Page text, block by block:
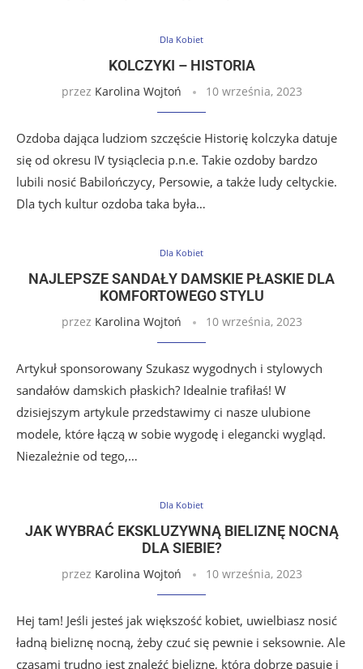
Dla Kobiet
KOLCZYKI – HISTORIA
przez Karolina Wojtoń 10 września, 2023
Ozdoba dająca ludziom szczęście Historię kolczyka datuje
się od okresu IV tysiąclecia p.n.e. Takie ozdoby bardzo
lubili nosić Babilończycy, Persowie, a także ludy celtyckie.
Dla tych kultur ozdoba taka była…
Dla Kobiet
NAJLEPSZE SANDAŁY DAMSKIE PŁASKIE DLA
KOMFORTOWEGO STYLU
przez Karolina Wojtoń 10 września, 2023
Artykuł sponsorowany Szukasz wygodnych i stylowych
sandałów damskich płaskich? Idealnie trafiłaś! W
dzisiejszym artykule przedstawimy ci nasze ulubione
modele, które łączą w sobie wygodę i elegancki wygląd.
Niezależnie od tego,…
Dla Kobiet
JAK WYBRAĆ EKSKLUZYWNĄ BIELIZNĘ NOCNĄ
DLA SIEBIE?
przez Karolina Wojtoń 10 września, 2023
Hej tam! Jeśli jesteś jak większość kobiet, uwielbiasz nosić
ładną bieliznę nocną, żeby czuć się pewnie i seksownie. Ale
czasami trudno jest znaleźć bieliznę, która dobrze pasuje i